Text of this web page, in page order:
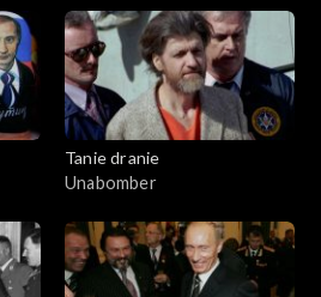
Tanie dranie
Unabomber